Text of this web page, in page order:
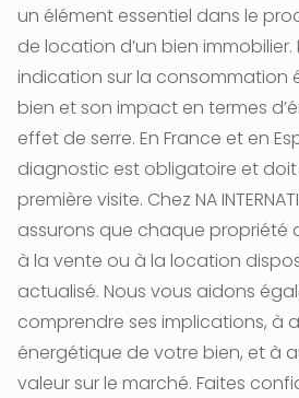
un élément essentiel dans le
de location d’un bien immobilier.
indication sur la consommation
bien et son impact en termes
effet de serre. En France et en
diagnostic est obligatoire et
première visite. Chez NA
assurons que chaque propriété
à la vente ou à la location
actualisé. Nous vous aidons
comprendre ses implications, à
énergétique de votre bien, et à
valeur sur le marché. Faites